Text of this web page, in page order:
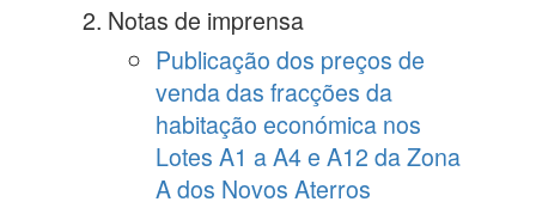
Notas de imprensa
Publicação dos preços de
venda das fracções da
habitação económica nos
Lotes A1 a A4 e A12 da Zona
A dos Novos Aterros